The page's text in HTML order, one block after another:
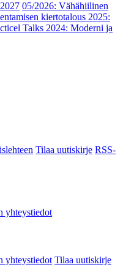
05/2026: Vähähiilinen
kiertotalous 2025:
Talks 2024: Moderni ja
Tilaa uutiskirje RSS-
yhteystiedot
yhteystiedot Tilaa uutiskirje